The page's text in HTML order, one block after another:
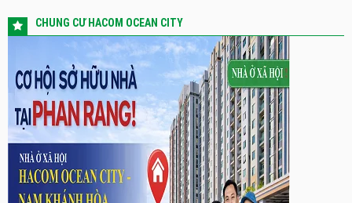
CHUNG CƯ HACOM OCEAN CITY